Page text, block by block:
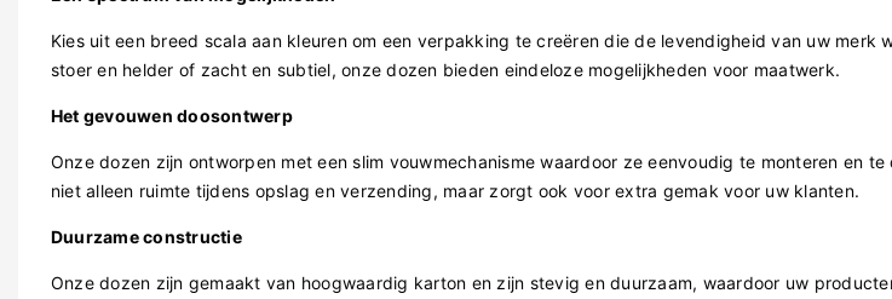
Kies uit een breed scala aan kleuren om een ​​verpakking te creëren die de levendigheid van uw merk
stoer en helder of zacht en subtiel, onze dozen bieden eindeloze mogelijkheden voor maatwerk.
Het gevouwen doosontwerp
Onze dozen zijn ontworpen met een slim vouwmechanisme waardoor ze eenvoudig te monteren en
niet alleen ruimte tijdens opslag en verzending, maar zorgt ook voor extra gemak voor uw klanten.
Duurzame constructie
Onze dozen zijn gemaakt van hoogwaardig karton en zijn stevig en duurzaam, waardoor uw